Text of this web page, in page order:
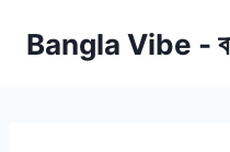
Bangla Vibe -